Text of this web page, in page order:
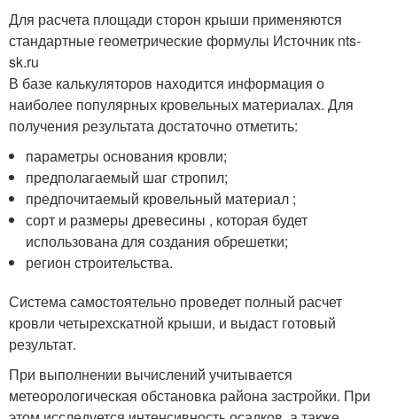
Для расчета площади сторон крыши применяются
стандартные геометрические формулы Источник nts-
sk.ru
В базе калькуляторов находится информация о
наиболее популярных кровельных материалах. Для
получения результата достаточно отметить:
параметры основания кровли;
предполагаемый шаг стропил;
предпочитаемый кровельный материал ;
сорт и размеры древесины , которая будет
использована для создания обрешетки;
регион строительства.
Система самостоятельно проведет полный расчет
кровли четырехскатной крыши, и выдаст готовый
результат.
При выполнении вычислений учитывается
метеорологическая обстановка района застройки. При